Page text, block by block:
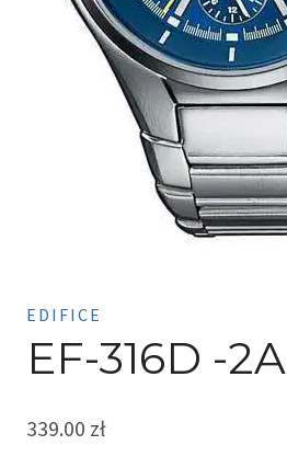
EDIFICE
EF-316D -2A
339.00 zł